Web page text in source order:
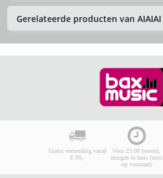
Gerelateerde producten van AIAIAI
Gratis verzending vanaf
€ 99,-
Voor 23:00 besteld,
morgen in huis (mits
op voorraad)